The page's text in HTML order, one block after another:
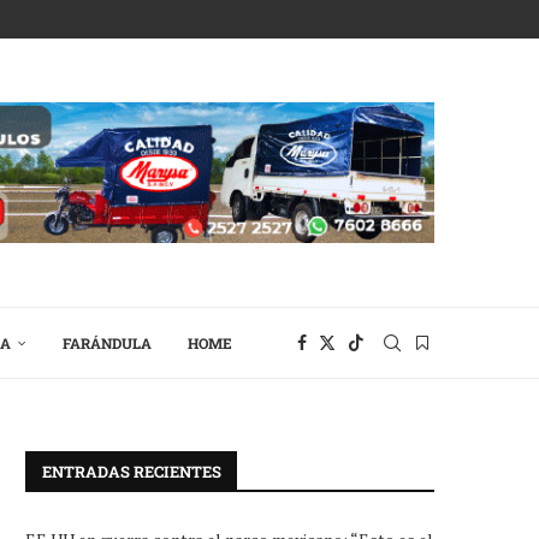
FARÁNDULA HOME
ENTRADAS RECIENTES